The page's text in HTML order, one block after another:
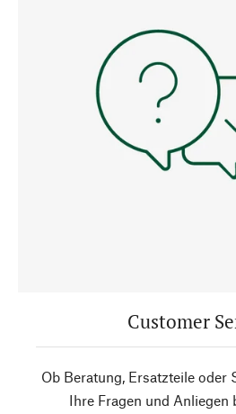
Customer
Ob Beratung, Ersatzteile oder
Ihre Fragen und Anliegen